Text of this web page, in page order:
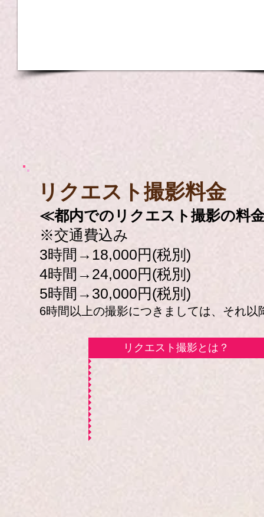
​リクエスト撮影料金
≪都内でのリクエスト撮影の料
※交通費込み
3時間→18,000円(税別)
4時間→24,000円(税別)
5時間→30,000円(税別)
6時間以上の撮影につきましては、それ
リクエスト撮影とは？